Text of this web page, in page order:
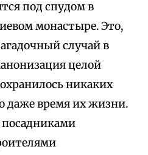
под спудом в
монастыре. Это,
случай в
целой
никаких
даже время их жизни.
посадниками